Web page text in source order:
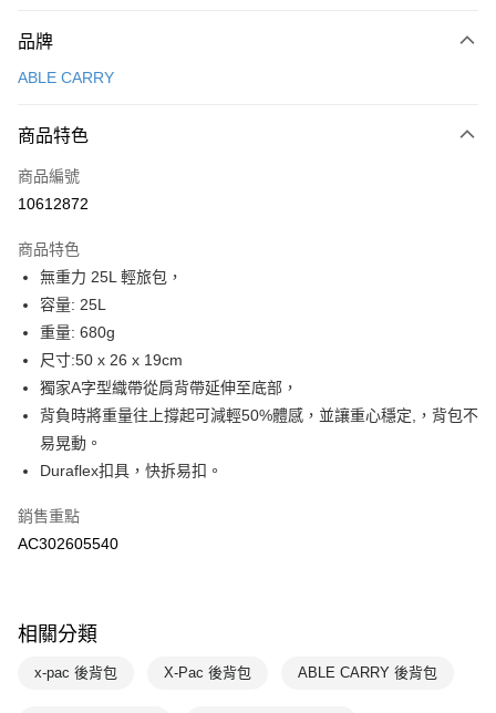
信用卡一次付款
Apple Pay
悠遊付
宅配-本島
每筆NT$100，滿NT$1,500(含以上)免運費
品牌
ABLE CARRY
商品特色
商品編號
10612872
商品特色
無重力 25L 輕旅包，
容量: 25L
重量: 680g
尺寸:50 x 26 x 19cm
獨家A字型織帶從肩背帶延伸至底部，
背負時將重量往上撐起可減輕50%體感，並讓重心穩定,，背包不
易晃動。
Duraflex扣具，快拆易扣。
銷售重點
AC302605540
相關分類
x-pac 後背包 X-Pac 後背包 ABLE CARRY 後背包